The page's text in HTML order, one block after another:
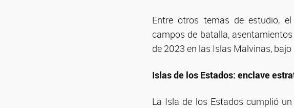
Entre otros temas de estudio,
campos de batalla,
de 2023 en las Islas Malvinas,
Islas de los Estados: enclave
La Isla de los Estados cumplió